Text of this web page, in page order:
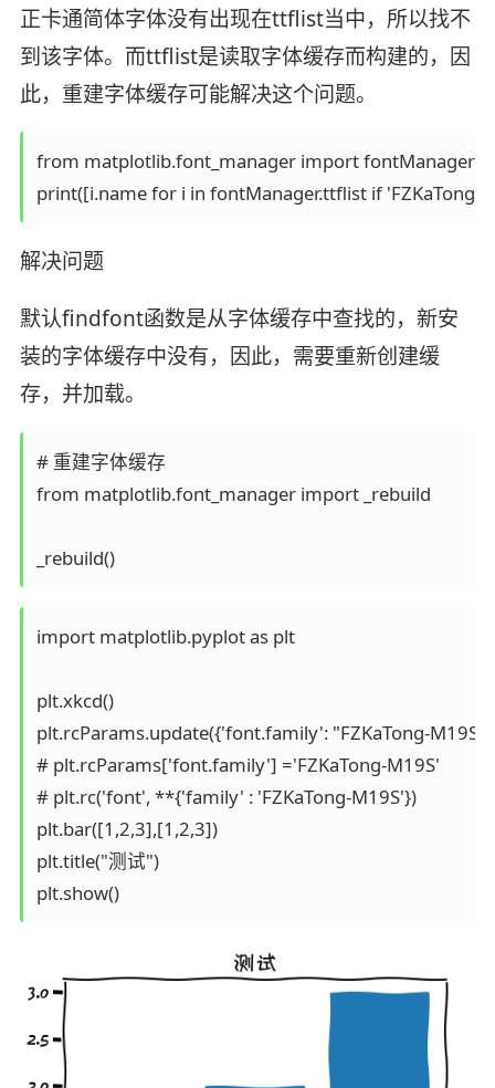
正卡通简体字体没有出现在ttflist当中，所以找不
到该字体。而ttflist是读取字体缓存而构建的，因
此，重建字体缓存可能解决这个问题。
from matplotlib.font_manager import fontManager
解决问题
默认findfont函数是从字体缓存中查找的，新安
装的字体缓存中没有，因此，需要重新创建缓
存，并加载。
# 重建字体缓存
from matplotlib.font_manager import _rebuild
_rebuild()
import matplotlib.pyplot as plt
plt.xkcd()
plt.rcParams.update({'font.family': "FZKaTong-
# plt.rcParams['font.family'] ='FZKaTong-M19S'
# plt.rc('font', **{'family' : 'FZKaTong-M19S'})
plt.bar([1,2,3],[1,2,3])
plt.title("测试")
plt.show()